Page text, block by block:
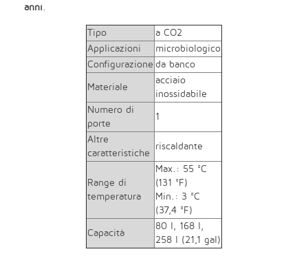
anni.
Tipo
a CO2
Applicazioni
microbiologico
Configurazione da banco
Materiale
acciaio
inossidabile
Numero di
porte
1
Altre
caratteristiche
riscaldante
Range di
temperatura
Max.: 55 °C
(131 °F)
Min.: 3 °C
(37,4 °F)
Capacità
80 l, 168 l,
258 l (21,1 gal)